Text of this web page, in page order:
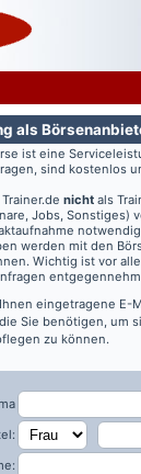
als
ist eine
sind kostenlos
Trainer.de nicht als
Jobs,
werden mit den
Wichtig ist vor
eingetragene E-
Sie benötigen, um
zu können.